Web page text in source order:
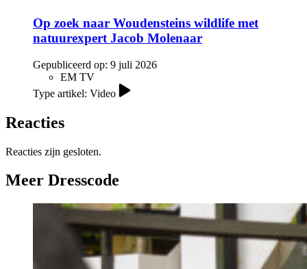
Op zoek naar Woudensteins wildlife met
natuurexpert Jacob Molenaar
Gepubliceerd op: 9 juli 2026
EM TV
Type artikel: Video
Reacties
Reacties zijn gesloten.
Meer Dresscode